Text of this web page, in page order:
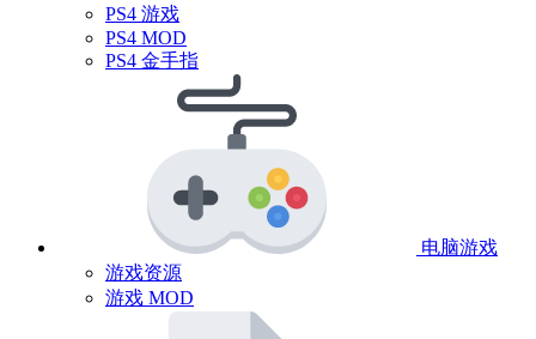
PS4 游戏
PS4 MOD
PS4 金手指
电脑游戏
游戏资源
游戏 MOD